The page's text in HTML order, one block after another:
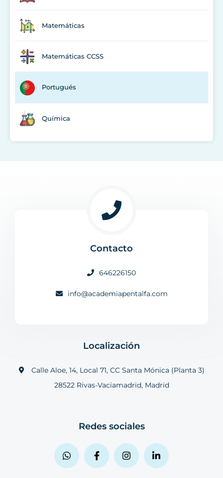
Matemáticas
Matemáticas CCSS
Portugués
Química
Contacto
646226150
info@academiapentalfa.com
Localización
Calle Aloe, 14, Local 71, CC Santa Mónica (Planta 3)
28522 Rivas-Vaciamadrid, Madrid
Redes sociales